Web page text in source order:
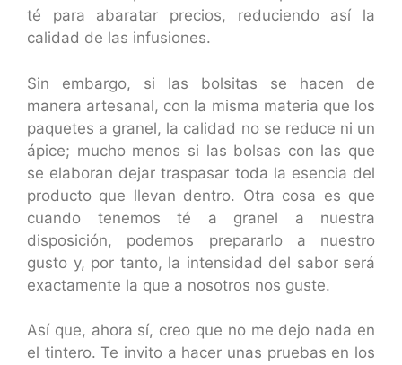
té para abaratar precios, reduciendo así la
calidad de las infusiones.
Sin embargo, si las bolsitas se hacen de
manera artesanal, con la misma materia que los
paquetes a granel, la calidad no se reduce ni un
ápice; mucho menos si las bolsas con las que
se elaboran dejar traspasar toda la esencia del
producto que llevan dentro. Otra cosa es que
cuando tenemos té a granel a nuestra
disposición, podemos prepararlo a nuestro
gusto y, por tanto, la intensidad del sabor será
exactamente la que a nosotros nos guste.
Así que, ahora sí, creo que no me dejo nada en
el tintero. Te invito a hacer unas pruebas en los